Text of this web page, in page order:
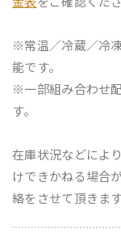
※常温／冷蔵／冷
能です。
※一部組み合わせ
す。
在庫状況などによ
けできかねる場合
絡をさせて頂きま